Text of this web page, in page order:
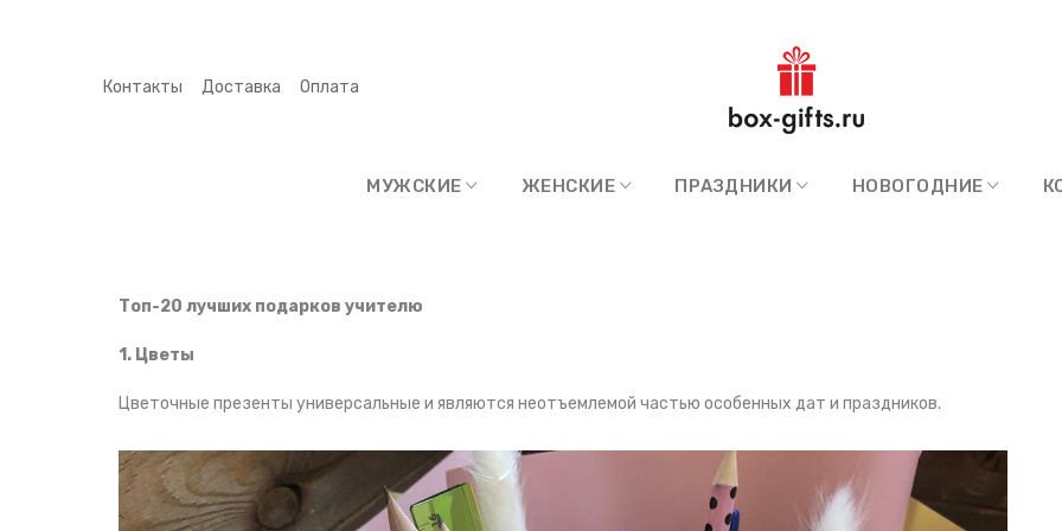
Контакты Доставка Оплата
МУЖСКИЕ ЖЕНСКИЕ ПРАЗДНИКИ НОВОГОДНИЕ
Топ-20 лучших подарков учителю
1. Цветы
Цветочные презенты универсальные и являются неотъемлемой частью особенных дат и праздников.